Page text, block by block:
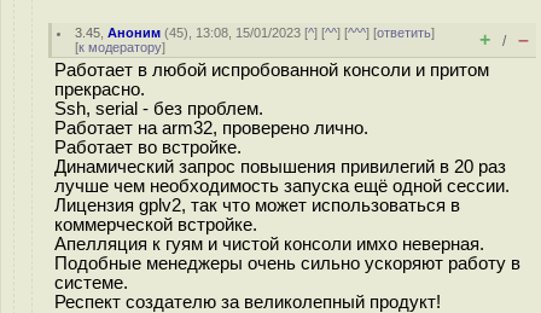
3.45 ,Аноним (45), 13:08, 15/01/2023 [^] [^^] [^^^] [ответить]
[к модератору] + / –
Работает в любой испробованной консоли и притом
прекрасно.
Ssh, serial - без проблем.
Работает на arm32, проверено лично.
Работает во встройке.
Динамический запрос повышения привилегий в 20 раз
лучше чем необходимость запуска ещё одной сессии.
Лицензия gplv2, так что может использоваться в
коммерческой встройке.
Апелляция к гуям и чистой консоли имхо неверная.
Подобные менеджеры очень сильно ускоряют работу в
системе.
Респект создателю за великолепный продукт!